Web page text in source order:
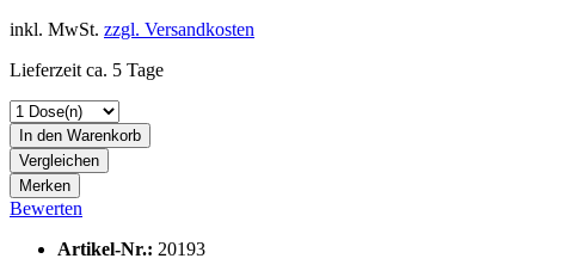
inkl. MwSt. zzgl. Versandkosten
Lieferzeit ca. 5 Tage
In den Warenkorb
Vergleichen
Merken
Bewerten
Artikel-Nr.: 20193